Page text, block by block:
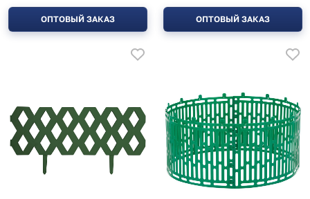
ОПТОВЫЙ ЗАКАЗ ОПТОВЫЙ ЗАКАЗ